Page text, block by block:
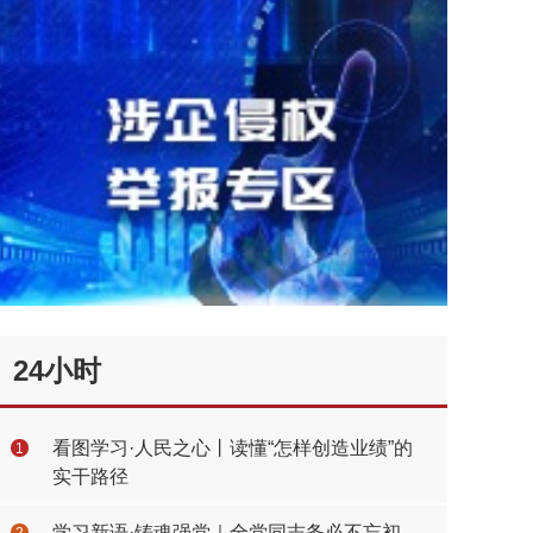
24小时
1
看图学习·人民之心丨读懂“怎样创造业绩”的
实干路径